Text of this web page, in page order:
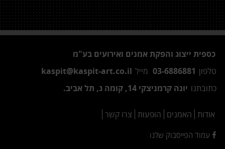
כספית ייצוג והפקת אמנים ואירועים בע"מ
טלפון 03-6886881 מייל kaspit@kaspit-art.co.il
כתובתנו יונה קרמניצקי 14, קומה ג, תל אביב.
אודות האמנים הופעות צרו קשר
עמוד הפייסבוק שלנו